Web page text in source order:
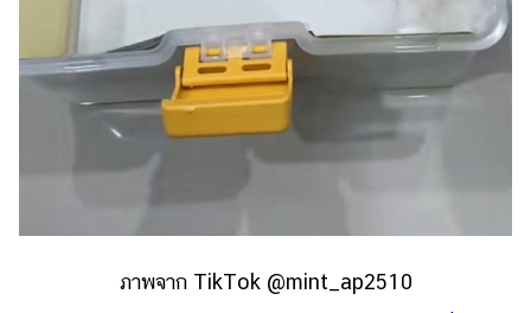
ภาพจาก TikTok @mint_ap2510